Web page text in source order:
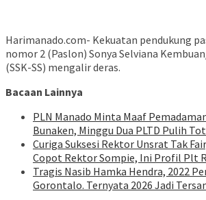
Harimanado.com- Kekuatan pendukung
nomor 2 (Paslon) Sonya Selviana
(SSK-SS) mengalir deras.
Bacaan Lainnya
PLN Manado Minta Maaf
Bunaken, Minggu Dua PLTD Pulih
Curiga Suksesi Rektor Unsrat Tak
Copot Rektor Sompie, Ini Profil Plt
Tragis Nasib Hamka Hendra, 2022
Gorontalo. Ternyata 2026 Jadi